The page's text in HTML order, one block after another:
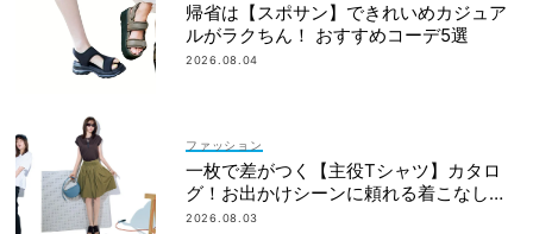
帰省は【スポサン】できれいめカジュア
ルがラクちん！ おすすめコーデ5選
2026.08.04
ファッション
一枚で差がつく【主役Tシャツ】カタロ
グ！お出かけシーンに頼れる着こなし実
例も
2026.08.03